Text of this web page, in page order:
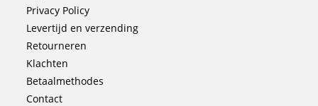
Privacy Policy
Levertijd en verzending
Retourneren
Klachten
Betaalmethodes
Contact